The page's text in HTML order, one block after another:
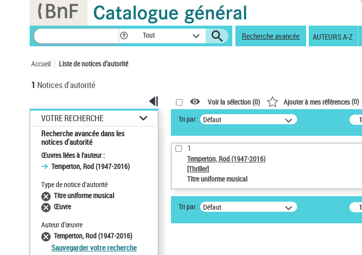
Tout Recherche avancée AUTEURS A-Z
Accueil Liste de notices d’autorité
1 Notices d'autorité
VOTRE RECHERCHE
Recherche avancée dans les
notices d’autorité
Œuvres liées à l'auteur :
Temperton, Rod (1947-2016)
Type de notice d'autorité
Titre uniforme musical
Œuvre
Auteur d’œuvre
Temperton, Rod (1947-2016)
Sauvegarder votre recherche
Voir la sélection (0) Ajouter à mes références(0)
Tri par : Défaut
1
Temperton, Rod (1947-2016)
[Thriller]
Titre uniforme musical
Tri par : Défaut
Panneau de gestion des cookies